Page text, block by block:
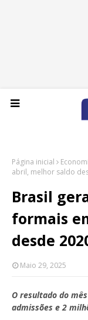
Página inicial
abril, melhor saldo
Brasil
formais
desde
Maio 29, 2025
O resultado do
admissões e 2